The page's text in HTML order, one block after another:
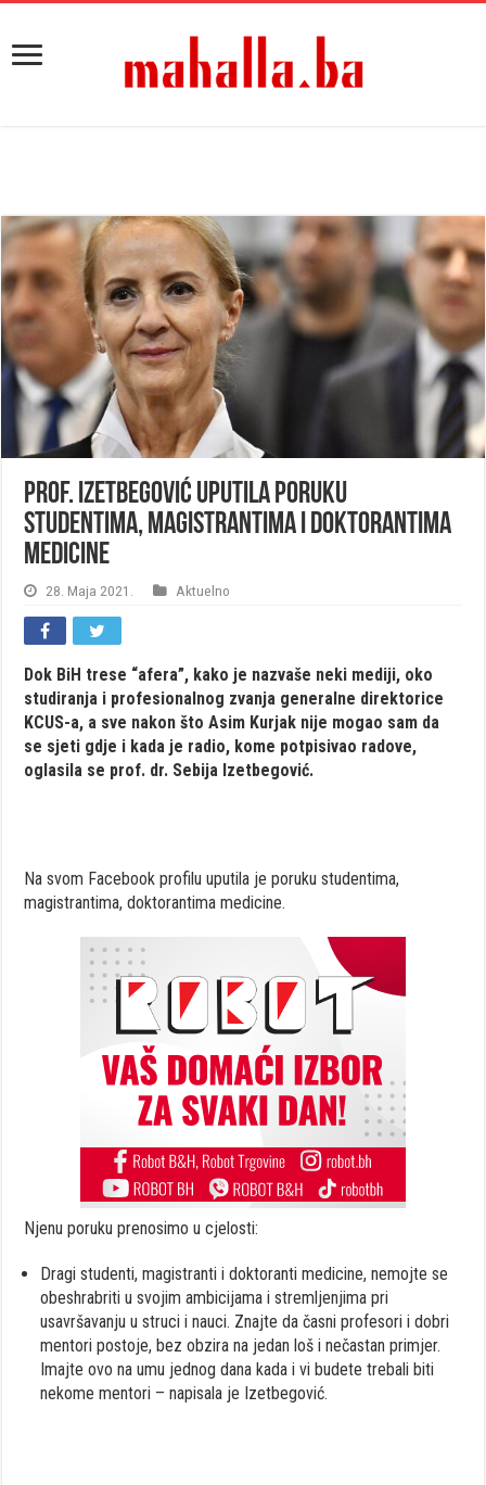
Prof. Izetbegović uputila poruku
studentima, magistrantima i doktorantima
medicine
28. Maja 2021. Aktuelno
Dok BiH trese “afera”, kako je nazvaše neki mediji, oko
studiranja i profesionalnog zvanja generalne direktorice
KCUS-a, a sve nakon što Asim Kurjak nije mogao sam da
se sjeti gdje i kada je radio, kome potpisivao radove,
oglasila se prof. dr. Sebija Izetbegović.
Na svom Facebook profilu uputila je poruku studentima,
magistrantima, doktorantima medicine.
Njenu poruku prenosimo u cjelosti:
Dragi studenti, magistranti i doktoranti medicine, nemojte se
obeshrabriti u svojim ambicijama i stremljenjima pri
usavršavanju u struci i nauci. Znajte da časni profesori i dobri
mentori postoje, bez obzira na jedan loš i nečastan primjer.
Imajte ovo na umu jednog dana kada i vi budete trebali biti
nekome mentori – napisala je Izetbegović.